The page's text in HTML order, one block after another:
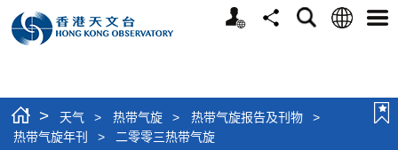
个
分
搜
语
选
> 天气 > 热带气旋 > 热带气旋报告及刊物
>
热带气旋年刊
> 二零零三热带气旋